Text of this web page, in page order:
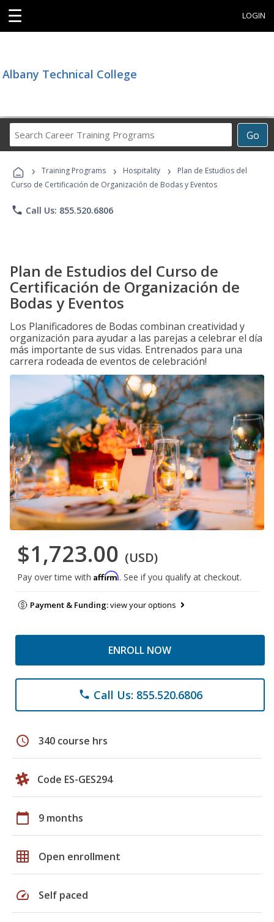
☰ LOGIN
Albany Technical College
Go
Career
Programs
› Training Programs › Hospitality ›
Plan de Estudios del
Curso de Certificación de Organización de Bodas y Eventos
phone Call Us: 855.520.6806
Plan de Estudios del Curso de
Certificación de Organización de
Bodas y Eventos
Los Planificadores de Bodas combinan creatividad y
organización para ayudar a las parejas a celebrar el día
más importante de sus vidas. Entrenados para una
carrera rodeada de eventos de celebración!
$1,723.00 (USD)
Pay over time with Affirm. See if you qualify at checkout.
Payment & Funding:view your options
ENROLL NOW
phone Call Us: 855.520.6806
schedule 340 course hrs
Code ES-GES294
calendar_today 9 months
grid_on Open enrollment
speed Self paced